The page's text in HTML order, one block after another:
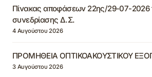
Πίνακας αποφάσεων 22ης/29-07-2026
συνεδρίασης Δ.Σ.
4 Αυγούστου 2026
ΠΡΟΜΗΘΕΙΑ ΟΠΤΙΚΟΑΚΟΥΣΤΙΚΟΥ
3 Αυγούστου 2026